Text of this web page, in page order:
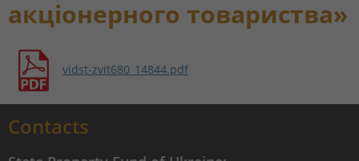
акціонерного товариства»
vidst-zvit680_14844.pdf
Contacts